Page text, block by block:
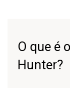
O que é
Hunter?